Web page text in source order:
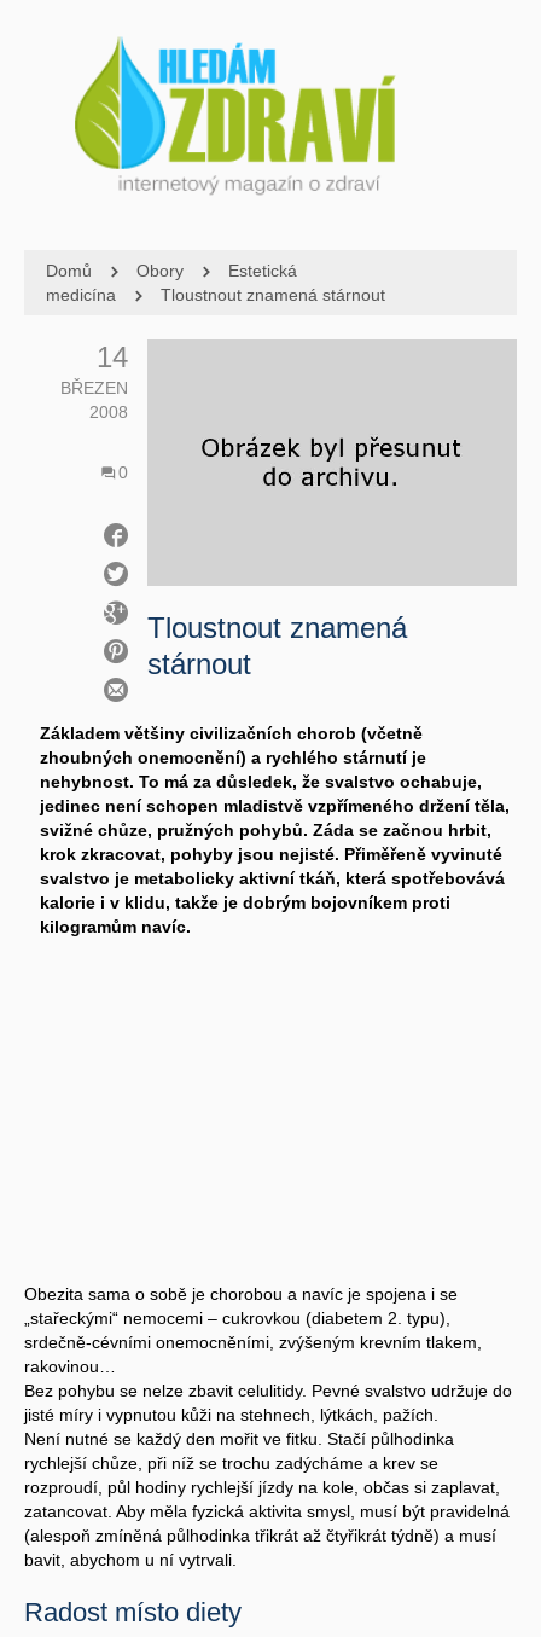
Domů Obory
Estetická
medicína
Tloustnout znamená stárnout
14
BŘEZEN
2008
0
Tloustnout znamená
stárnout
Základem většiny civilizačních chorob (včetně
zhoubných onemocnění) a rychlého stárnutí je
nehybnost. To má za důsledek, že svalstvo ochabuje,
jedinec není schopen mladistvě vzpřímeného držení těla,
svižné chůze, pružných pohybů. Záda se začnou hrbit,
krok zkracovat, pohyby jsou nejisté. Přiměřeně vyvinuté
svalstvo je metabolicky aktivní tkáň, která spotřebovává
kalorie i v klidu, takže je dobrým bojovníkem proti
kilogramům navíc.
Obezita sama o sobě je chorobou a navíc je spojena i se
„stařeckými“ nemocemi – cukrovkou (diabetem 2. typu),
srdečně-cévními onemocněními, zvýšeným krevním tlakem,
rakovinou…
Bez pohybu se nelze zbavit celulitidy. Pevné svalstvo udržuje do
jisté míry i vypnutou kůži na stehnech, lýtkách, pažích.
Není nutné se každý den mořit ve fitku. Stačí půlhodinka
rychlejší chůze, při níž se trochu zadýcháme a krev se
rozproudí, půl hodiny rychlejší jízdy na kole, občas si zaplavat,
zatancovat. Aby měla fyzická aktivita smysl, musí být pravidelná
(alespoň zmíněná půlhodinka třikrát až čtyřikrát týdně) a musí
bavit, abychom u ní vytrvali.
Radost místo diety